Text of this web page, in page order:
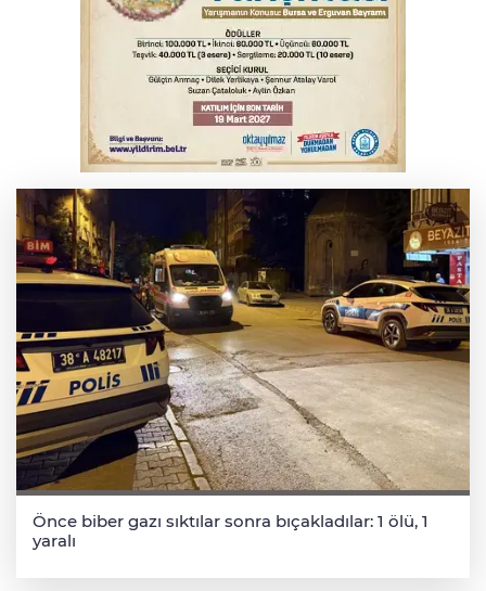
Bursa'da Mustafa Keser'den müzik ve
kahkaha dolu gece
Elektrik akımına kapılan işçi hayatını
kaybetti
Önce biber gazı sıktılar sonra bıçakladılar: 1 ölü, 1
yaralı